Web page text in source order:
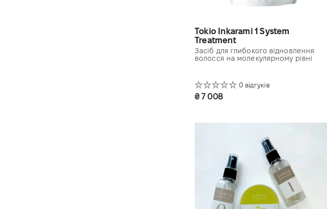
Tokio Inkarami 1 System
Treatment
Засіб для глибокого відновлення
волосся на молекулярному рівні
0 відгуків
₴ 7 008